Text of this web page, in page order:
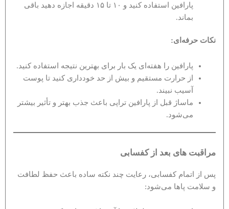
پارافین استفاده کنید و ۱۰ تا ۱۵ دقیقه اجازه دهید باقی
بماند.
نکات حرفه‌ای:
پارافین را هفته‌ای یک بار برای بهترین نتیجه استفاده کنید.
از حرارت مستقیم و بیش از حد خودداری کنید تا پوست
آسیب نبیند.
ماساژ قبل از پارافین تراپی باعث جذب بهتر و تأثیر بیشتر
می‌شود.
مراقبت های بعد از کفسابی
پس از اتمام کفسابی، رعایت چند نکته ساده باعث حفظ لطافت
و سلامت پاها می‌شود: